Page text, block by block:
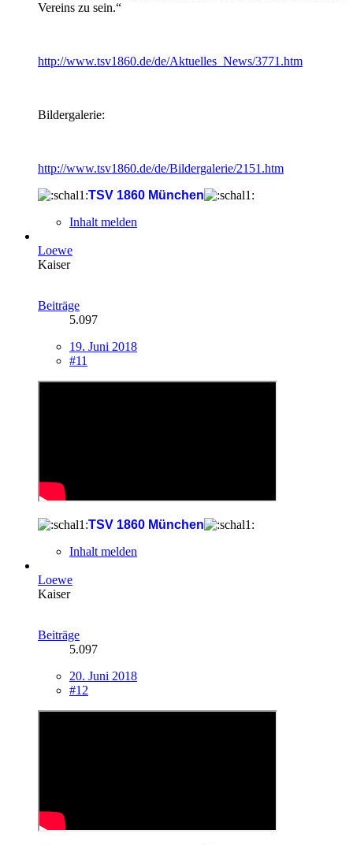
Vereins zu sein.“
http://www.tsv1860.de/de/Aktuelles_News/3771.htm
Bildergalerie:
http://www.tsv1860.de/de/Bildergalerie/2151.htm
TSV 1860 München
Inhalt melden
Loewe
Kaiser
Beiträge
5.097
19. Juni 2018
#11
TSV 1860 München
Inhalt melden
Loewe
Kaiser
Beiträge
5.097
20. Juni 2018
#12